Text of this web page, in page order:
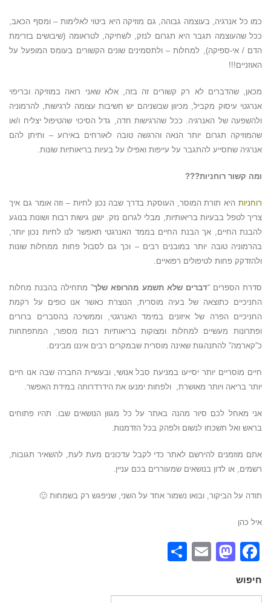
כמו כל אנרגיה, בעוצמה גבוהה, גם מוזיקה היא ביטוי לאלימות – ומסף הכאב,
ככל שהעוצמה תגבר היא תגרום לנזק, לשחיקה, לטראומה (שיבושים בזרימת
הדם / אי-ספיקה), למחלות – ולתסמינים שונים הקשורים בעומס המופעל על
האוזניים!!!
מכאן, שהדברים לא רק קשורים זה בזה, אלא שאני רואה במוזיקה ובריפוי
אנרגטי עיסוק מקביל, מכיוון שבשניהם יש חשיבות עצומה לרגישות, להרמוניה
ולהשפעה של האנרגיה. ככל שהרגישות חדה, גדל הסיכוי שהטיפול יצליח ו/או
שהמוזיקה תגרום יותר הנאה והרגשה טובה לאורחים באירוע – ותיתן להם
אנרגיה שתסייע להתגבר על עייפות ואפילו על בעיות בריאותיות שונות.
ומה קשור רוחניות???
רוחניות היא תורת המוסר, העוסקת בדרך שבה נכון לחיות – וזה אומר גם איך
צריך לטפל בבעיות בריאותיות, מבלי לגרום נזק. ישנן גישות רבות ושונות בנוגע
להבנת החיים, אך הבנת החיים בממד האנרגטי תאפשר לנו לחיות נכון יותר,
בהרמוניה טובה יותר במובנים רבים – וכך גם לסבול פחות ממחלות שונות
ולהזדקק פחות לטיפולים רפואיים.
סדרת הספרים “דברים שלא תשמע מהרופא שלך” מתחילה בהבנת מחלות
החניכיים כתוצאה של בעיה מוסרית, הנוצרת כאשר אנו כופים על רקמת
החניכיים הפרה של איזונים במימד האנרגטי, וממשיכה בהסברים ברורים
ופתרונות מעשיים למחלות ומצוקות בריאותיות רבות מספור, המתפתחות
כ”קארמה” להתנהגות שאינה מוסרית שבמקרים רבים איננו מבינים.
חיים מוסריים יותר יסייעו במניעת סבל אנושי, ובעשיית החברה שבה אנו חיים
יותר בריאה ויותר מאושרת, ולפחות ימנעו את הידרדרותה במידת האפשר.
אני מאחל לכם סיור מהנה באתר על כל מגוון הנושאים שבו. תהיו פתוחים
בראש ואל תשכחו לנשום ולפהק בכל הזדמנות.
אתם מוזמנים להירשם לאתר כדי לקבל עדכונים מעת לעת, להשאיר תגובות,
רשמים, או לדון בנושאים שמעוררים בכם עניין.
תודה על הביקור, ובואו נשמור אחד על השני, שניפגש רק בשמחות 🙂
איל כהן
Facebook
Mastodon
Email
חיפוש